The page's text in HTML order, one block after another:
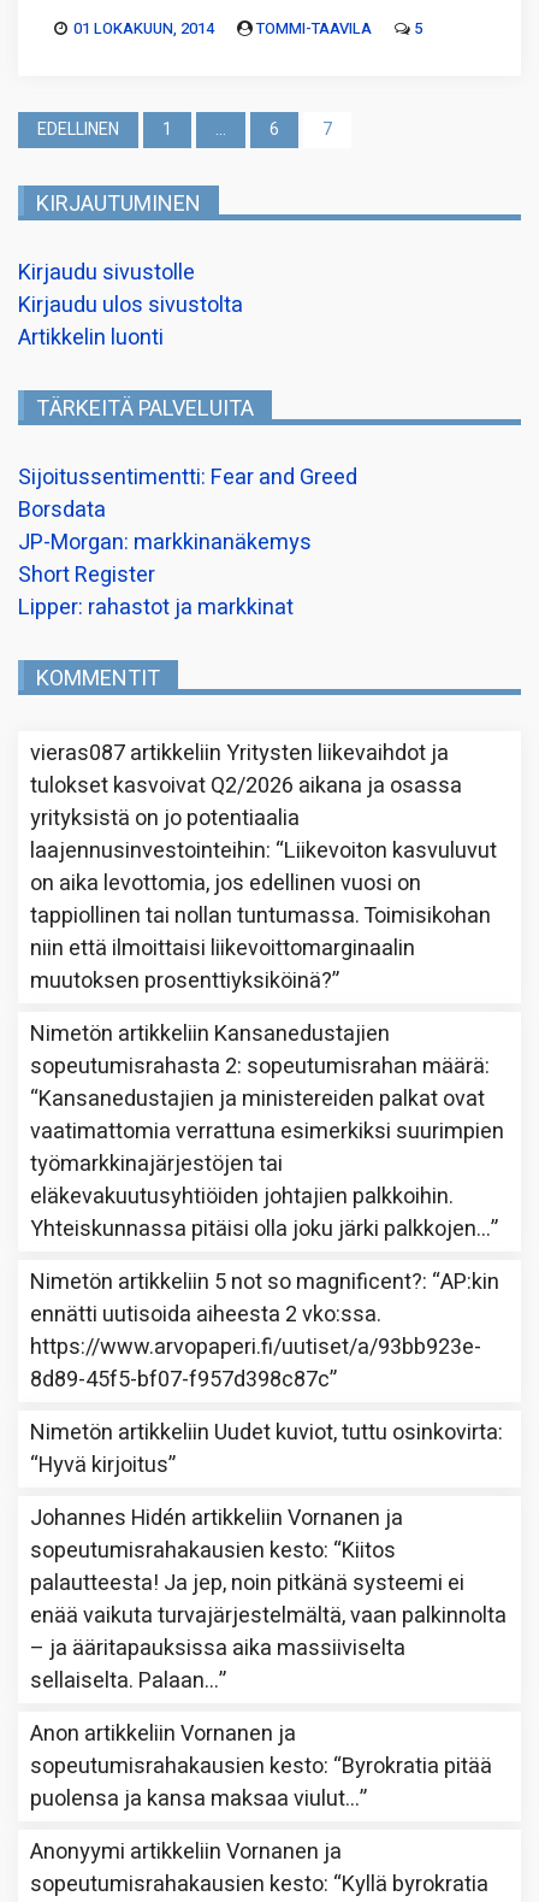
01 LOKAKUUN, 2014 TOMMI-TAAVILA 5
Artikkelien
sivutus
EDELLINEN 1 … 6 7
KIRJAUTUMINEN
Kirjaudu sivustolle
Kirjaudu ulos sivustolta
Artikkelin luonti
TÄRKEITÄ PALVELUITA
Sijoitussentimentti: Fear and Greed
Borsdata
JP-Morgan: markkinanäkemys
Short Register
Lipper: rahastot ja markkinat
KOMMENTIT
vieras087artikkeliinYritysten liikevaihdot ja
tulokset kasvoivat Q2/2026 aikana ja osassa
yrityksistä on jo potentiaalia
laajennusinvestointeihin: “Liikevoiton kasvuluvut
on aika levottomia, jos edellinen vuosi on
tappiollinen tai nollan tuntumassa. Toimisikohan
niin että ilmoittaisi liikevoittomarginaalin
muutoksen prosenttiyksiköinä?”
Nimetön artikkeliin Kansanedustajien
sopeutumisrahasta 2: sopeutumisrahan määrä:
“Kansanedustajien ja ministereiden palkat ovat
vaatimattomia verrattuna esimerkiksi suurimpien
työmarkkinajärjestöjen tai
eläkevakuutusyhtiöiden johtajien palkkoihin.
Yhteiskunnassa pitäisi olla joku järki palkkojen…”
Nimetön artikkeliin 5 not so magnificent?: “AP:kin
ennätti uutisoida aiheesta 2 vko:ssa.
https://www.arvopaperi.fi/uutiset/a/93bb923e-
8d89-45f5-bf07-f957d398c87c”
Nimetön artikkeliin Uudet kuviot, tuttu osinkovirta:
“Hyvä kirjoitus”
Johannes Hidén artikkeliinVornanen ja
sopeutumisrahakausien kesto: “Kiitos
palautteesta! Ja jep, noin pitkänä systeemi ei
enää vaikuta turvajärjestelmältä, vaan palkinnolta
– ja ääritapauksissa aika massiiviselta
sellaiselta. Palaan…”
Anon artikkeliinVornanen ja
sopeutumisrahakausien kesto: “Byrokratia pitää
puolensa ja kansa maksaa viulut…”
Anonyymi artikkeliinVornanen ja
sopeutumisrahakausien kesto: “Kyllä byrokratia